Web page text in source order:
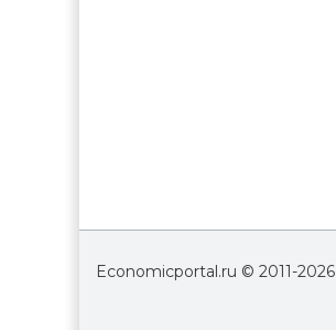
Economicportal.ru © 2011-2026